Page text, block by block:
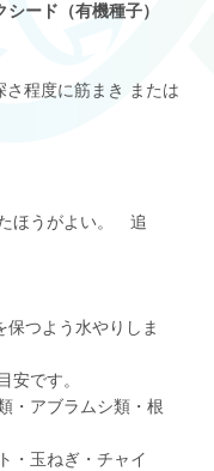
ード（有機種子）
程度に筋まき または
ほうがよい。 追
保つよう水やりしま
安です。
・アブラムシ類・根
・玉ねぎ・チャイ